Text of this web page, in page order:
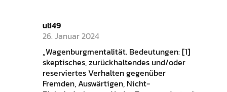
uli49
26. Januar 2024
„Wagenburgmentalität. Bedeutungen: [1]
skeptisches, zurückhaltendes und/oder
reserviertes Verhalten gegenüber
Fremden, Auswärtigen, Nicht-